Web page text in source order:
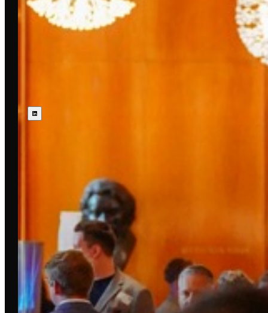
Abonniere den E-Mail Newsletter oder LinkedIn-
Kanal deiner Stadt.
WÄHLE DEINE STADT AUS